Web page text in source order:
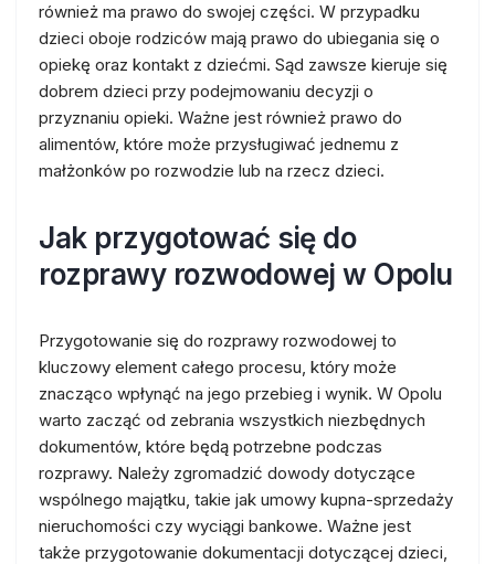
również ma prawo do swojej części. W przypadku
dzieci oboje rodziców mają prawo do ubiegania się o
opiekę oraz kontakt z dziećmi. Sąd zawsze kieruje się
dobrem dzieci przy podejmowaniu decyzji o
przyznaniu opieki. Ważne jest również prawo do
alimentów, które może przysługiwać jednemu z
małżonków po rozwodzie lub na rzecz dzieci.
Jak przygotować się do
rozprawy rozwodowej w Opolu
Przygotowanie się do rozprawy rozwodowej to
kluczowy element całego procesu, który może
znacząco wpłynąć na jego przebieg i wynik. W Opolu
warto zacząć od zebrania wszystkich niezbędnych
dokumentów, które będą potrzebne podczas
rozprawy. Należy zgromadzić dowody dotyczące
wspólnego majątku, takie jak umowy kupna-sprzedaży
nieruchomości czy wyciągi bankowe. Ważne jest
także przygotowanie dokumentacji dotyczącej dzieci,